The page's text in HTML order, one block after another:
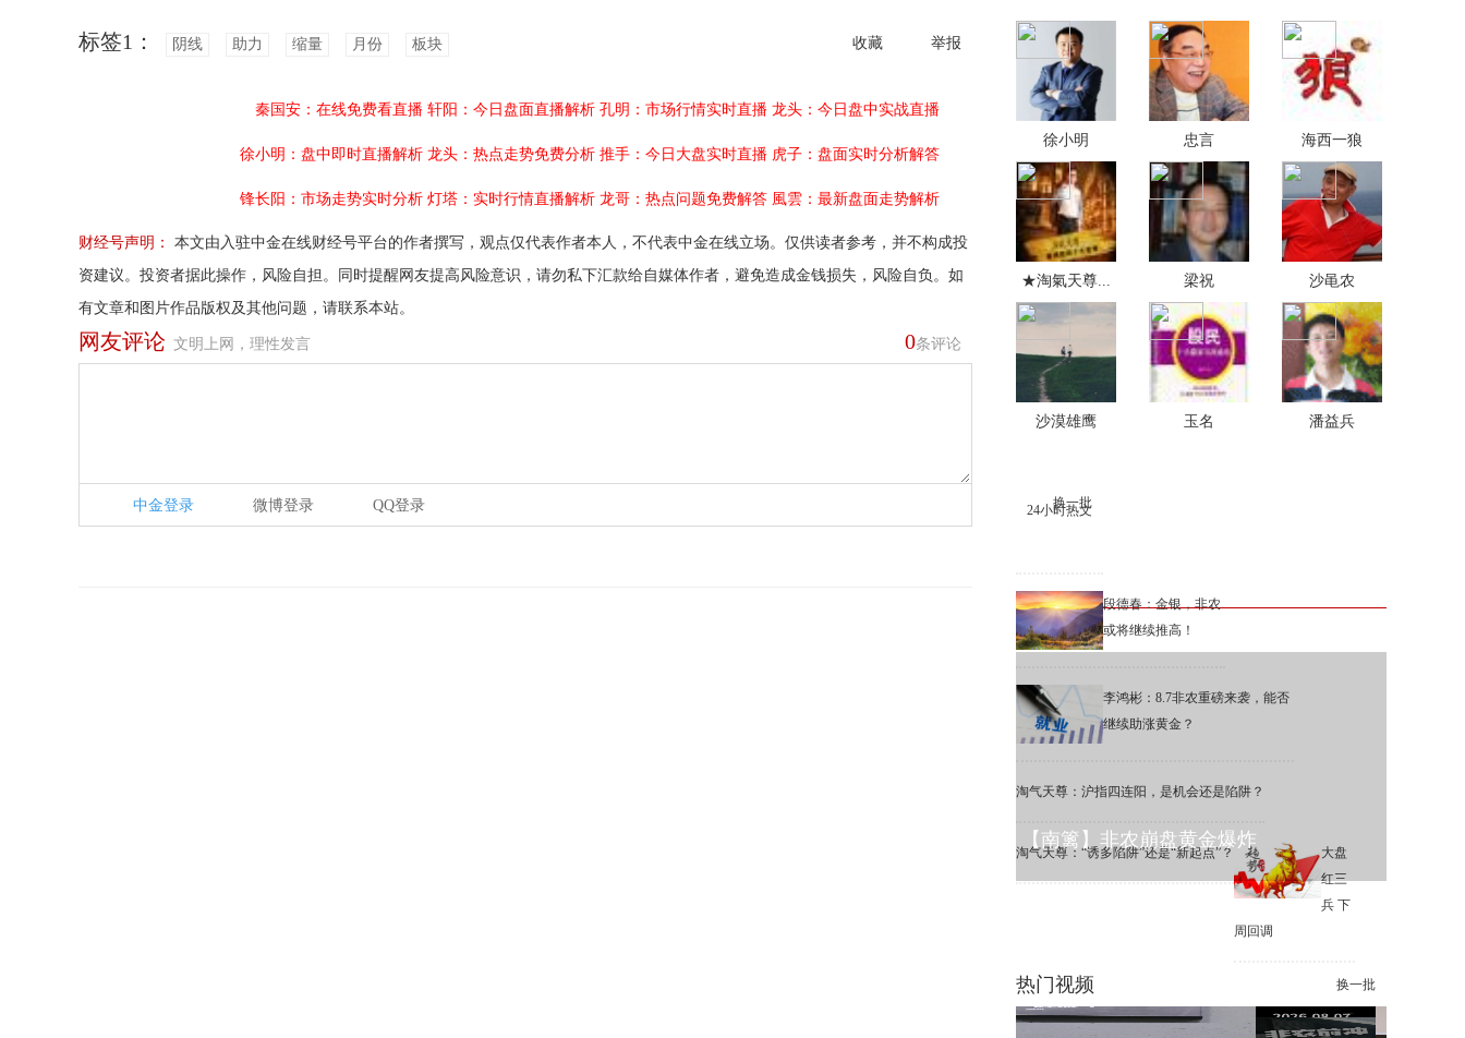
收藏 举报
标签1： 阴线 助力 缩量 月份 板块
秦国安：在线免费看直播 轩阳：今日盘面直播解析 孔明：市场行情实时直播 龙头：今日盘中实战直播
徐小明：盘中即时直播解析 龙头：热点走势免费分析 推手：今日大盘实时直播 虎子：盘面实时分析解答
锋长阳：市场走势实时分析 灯塔：实时行情直播解析 龙哥：热点问题免费解答 風雲：最新盘面走势解析
财经号声明：
本文由入驻中金在线财经号平台的作者撰写，观点仅代表作者本人，不代表中金在线立场。仅供读者参考，并不构成投
资建议。投资者据此操作，风险自担。同时提醒网友提高风险意识，请勿私下汇款给自媒体作者，避免造成金钱损失，风险自负。如
有文章和图片作品版权及其他问题，请联系本站。
0条评论
网友评论 文明上网，理性发言
中金登录 微博登录 QQ登录
徐小明 忠言 海西一狼
★淘氣天尊... 梁祝 沙黾农
沙漠雄鹰 玉名 潘益兵
24小时热文
换一批
段德春：金银，非农
或将继续推高！
李鸿彬：8.7非农重磅来袭，能否
继续助涨黄金？
淘气天尊：沪指四连阳，是机会还是陷阱？
淘气天尊：“诱多陷阱”还是“新起点”？
大盘
红三
兵 下
周回调
热门视频 换一批
【南篱】非农崩盘黄金爆炸
李鸿彬：8.7黄金大非农来了，